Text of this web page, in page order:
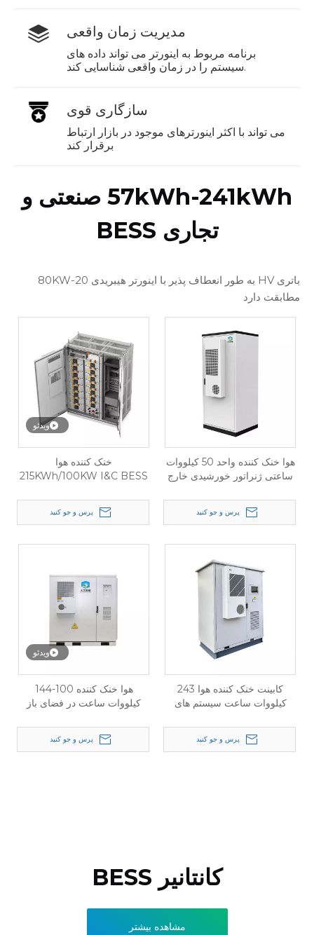
مدیریت زمان واقعی
برنامه مربوط به اینورتر می تواند داده های
سیستم را در زمان واقعی شناسایی کند.
سازگاری قوی
می تواند با اکثر اینورترهای موجود در بازار ارتباط
برقرار کند
57kWh-241kWh صنعتی و
تجاری BESS
باتری HV به طور انعطاف پذیر با اینورتر هیبریدی 20-80KW
مطابقت دارد
هوا خنک کننده واحد 50 کیلووات
ساعتی ژنراتور خورشیدی خارج
لیتیومی آهنی تجاری سیستم
ذخیره انرژی خورشیدی
پرس و جو کنید
ویدئو
خنک کننده هوا
215KWh/100KW I&C BESS
پرس و جو کنید
کابینت خنک کننده هوا 243
کیلووات ساعت سیستم های
در مقیاس بزرگ برای صنعتی و
تجاری
پرس و جو کنید
ویدئو
هوا خنک کننده 100-144
کیلووات ساعت در فضای باز
پرس و جو کنید
کانتانیر BESS
مشاهده بیشتر